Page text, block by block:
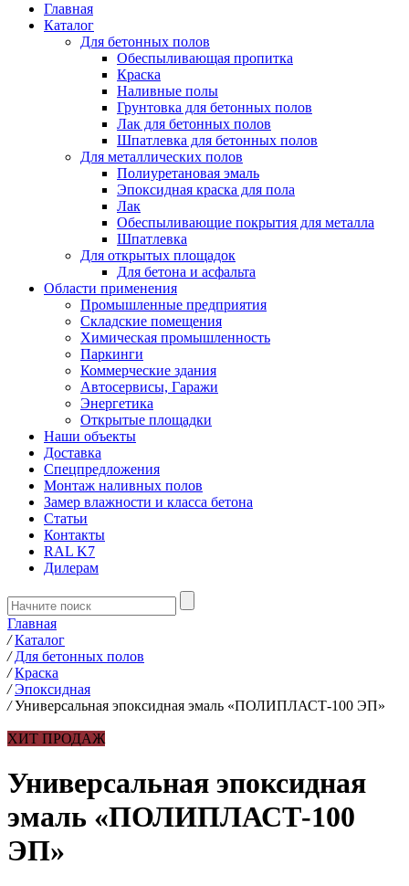
Главная
Каталог
Для бетонных полов
Обеспыливающая пропитка
Краска
Наливные полы
Грунтовка для бетонных полов
Лак для бетонных полов
Шпатлевка для бетонных полов
Для металлических полов
Полиуретановая эмаль
Эпоксидная краска для пола
Лак
Обеспыливающие покрытия для металла
Шпатлевка
Для открытых площадок
Для бетона и асфальта
Области применения
Промышленные предприятия
Складские помещения
Химическая промышленность
Паркинги
Коммерческие здания
Автосервисы, Гаражи
Энергетика
Открытые площадки
Наши объекты
Доставка
Спецпредложения
Монтаж наливных полов
Замер влажности и класса бетона
Статьи
Контакты
RAL K7
Дилерам
Главная
/ Каталог
/ Для бетонных полов
/ Краска
/ Эпоксидная
/ Универсальная эпоксидная эмаль «ПОЛИПЛАСТ-100 ЭП»
ХИТ ПРОДАЖ
Универсальная эпоксидная
эмаль «ПОЛИПЛАСТ-100
ЭП»